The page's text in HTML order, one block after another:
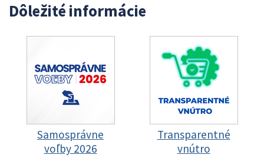
Dôležité informácie
Samosprávne
voľby 2026
Transparentné
vnútro